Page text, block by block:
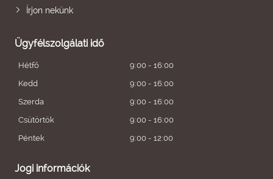
Írjon nekünk
Ügyfélszolgálati idő
Hétfő
9:00 - 16:00
Kedd
9:00 - 16:00
Szerda
9:00 - 16:00
Csütörtök
9:00 - 16:00
Péntek
9:00 - 12:00
Jogi információk